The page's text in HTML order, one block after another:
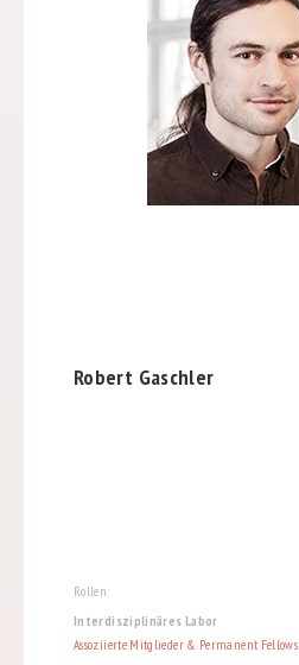
Robert Gaschler
Rollen:
Interdisziplinäres Labor
Assoziierte Mitglieder & Permanent Fellows